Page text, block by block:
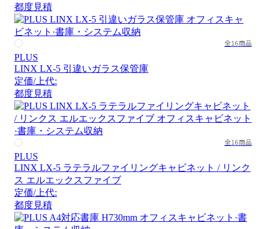
都度見積
全16商品
PLUS
LINX LX-5 引違いガラス保管庫
定価/上代:
都度見積
全16商品
PLUS
LINX LX-5 ラテラルファイリングキャビネット / リンク
ス エルエックスファイブ
定価/上代:
都度見積